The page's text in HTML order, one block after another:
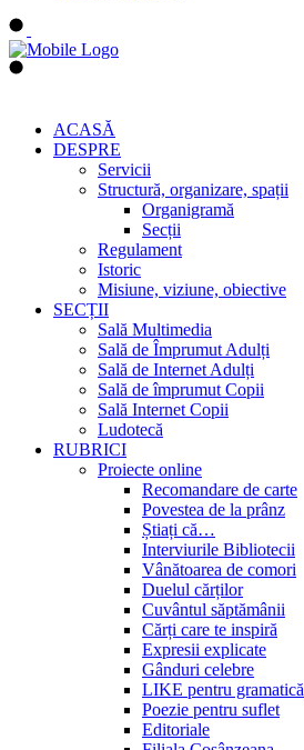
ACASĂ
DESPRE
Servicii
Structură, organizare, spații
Organigramă
Secții
Regulament
Istoric
Misiune, viziune, obiective
SECȚII
Sală Multimedia
Sală de Împrumut Adulți
Sală de Internet Adulți
Sală de împrumut Copii
Sală Internet Copii
Ludotecă
RUBRICI
Proiecte online
Recomandare de carte
Povestea de la prânz
Știați că…
Interviurile Bibliotecii
Vânătoarea de comori
Duelul cărților
Cuvântul săptămânii
Cărți care te inspiră
Expresii explicate
Gânduri celebre
LIKE pentru gramatică
Poezie pentru suflet
Editoriale